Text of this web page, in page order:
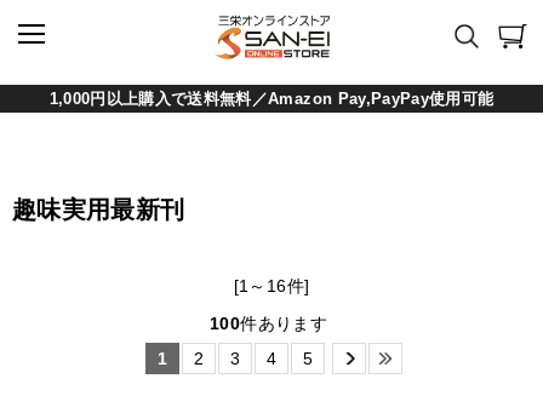
1,000円以上購入で送料無料／Amazon Pay,PayPay使用可能
趣味実用最新刊
[1～16件]
100件あります
1
2 3 4 5